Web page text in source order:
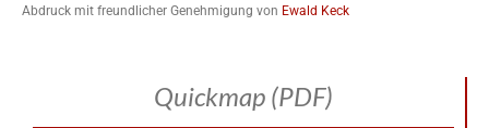
Abdruck mit freundlicher Genehmigung von Ewald Keck
Quickmap (PDF)